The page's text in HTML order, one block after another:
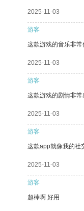
2025-11-03
游客
这款游戏的音乐非常
2025-11-03
游客
这款游戏的剧情非常
2025-11-03
游客
这款app就像我的社
2025-11-03
游客
超棒啊 好用